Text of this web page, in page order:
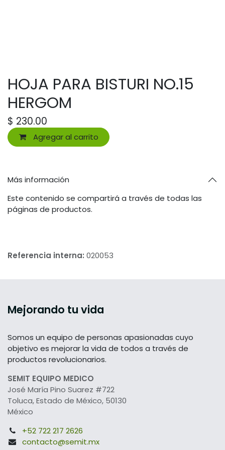
HOJA PARA BISTURI NO.15
HERGOM
$ 230.00
Agregar al carrito
Más información
Este contenido se compartirá a través de todas las
páginas de productos.
Referencia interna: 020053
Mejorando tu vida
Somos un equipo de personas apasionadas cuyo
objetivo es mejorar la vida de todos a través de
productos revolucionarios.
SEMIT EQUIPO MEDICO
José María Pino Suarez #722
Toluca, Estado de México, 50130
México
+52 722 217 2626
contacto@semit.mx